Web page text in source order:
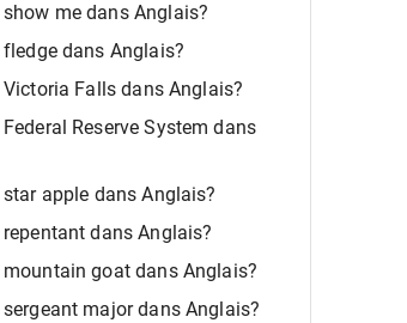
me dans Anglais?
dans Anglais?
Falls dans Anglais?
Reserve System dans
apple dans Anglais?
dans Anglais?
goat dans Anglais?
major dans Anglais?